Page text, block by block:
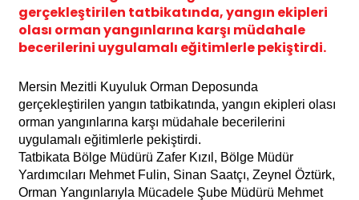
gerçekleştirilen tatbikatında, yangın ekipleri
olası orman yangınlarına karşı müdahale
becerilerini uygulamalı eğitimlerle pekiştirdi.
Mersin Mezitli Kuyuluk Orman Deposunda
gerçekleştirilen yangın tatbikatında, yangın ekipleri olası
orman yangınlarına karşı müdahale becerilerini
uygulamalı eğitimlerle pekiştirdi.
Tatbikata Bölge Müdürü Zafer Kızıl, Bölge Müdür
Yardımcıları Mehmet Fulin, Sinan Saatçı, Zeynel Öztürk,
Orman Yangınlarıyla Mücadele Şube Müdürü Mehmet